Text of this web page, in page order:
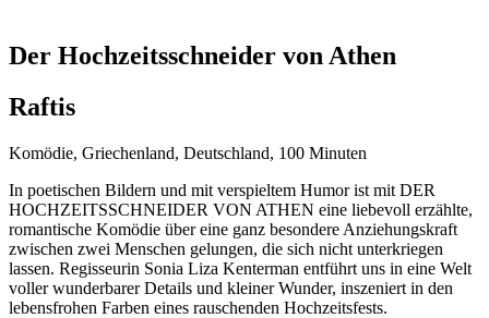
Der Hochzeitsschneider von Athen
Raftis
Komödie, Griechenland, Deutschland, 100 Minuten
In poetischen Bildern und mit verspieltem Humor ist mit DER
HOCHZEITSSCHNEIDER VON ATHEN eine liebevoll erzählte,
romantische Komödie über eine ganz besondere Anziehungskraft
zwischen zwei Menschen gelungen, die sich nicht unterkriegen
lassen. Regisseurin Sonia Liza Kenterman entführt uns in eine Welt
voller wunderbarer Details und kleiner Wunder, inszeniert in den
lebensfrohen Farben eines rauschenden Hochzeitsfests.